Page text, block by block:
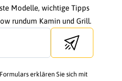
Modelle, wichtige Tipps
rundum Kamin und Grill.
Send newsletter
erklären Sie sich mit